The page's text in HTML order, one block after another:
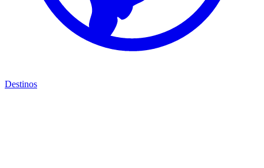
Destinos